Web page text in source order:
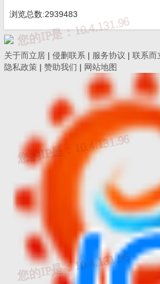
浏览总数:2939483
关于而立居 | 侵删联系 | 服务协议 | 联系而
隐私政策 | 赞助我们 | 网站地图